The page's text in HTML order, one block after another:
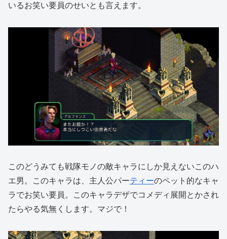
いるお笑い要員のせいとも言えます。
このどうみても戦隊モノの敵キャラにしか見えないこのハ
エ男。このキャラは、主人公パーティーのペット的なキャ
ラでお笑い要員。このキャラデザでコメディ展開とかされ
たらやる気無くします。マジで！